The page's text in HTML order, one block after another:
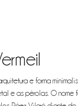
e forma
e as pérolas. O nome